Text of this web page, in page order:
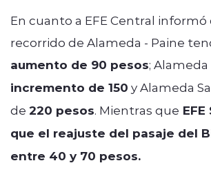
En cuanto a EFE Central informó
recorrido de Alameda - Paine
aumento de 90 pesos;
incremento de 150 y Alameda
de 220 pesos. Mientras que
que el reajuste del pasaje del
entre 40 y 70 pesos.